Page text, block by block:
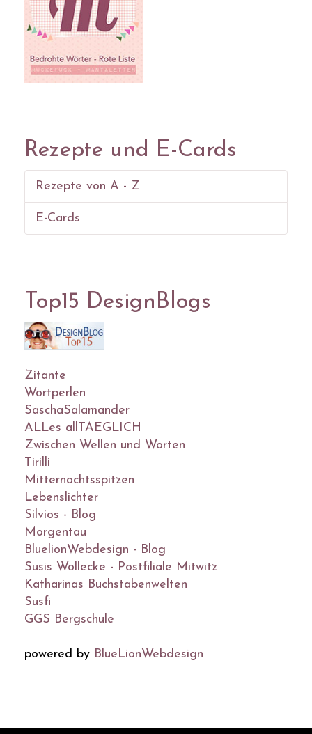
Rezepte und E-Cards
Rezepte von A - Z
E-Cards
Top15 DesignBlogs
Zitante
Wortperlen
SaschaSalamander
ALLes allTAEGLICH
Zwischen Wellen und Worten
Tirilli
Mitternachtsspitzen
Lebenslichter
Silvios - Blog
Morgentau
BluelionWebdesign - Blog
Susis Wollecke - Postfiliale Mitwitz
Katharinas Buchstabenwelten
Susfi
GGS Bergschule
powered by BlueLionWebdesign